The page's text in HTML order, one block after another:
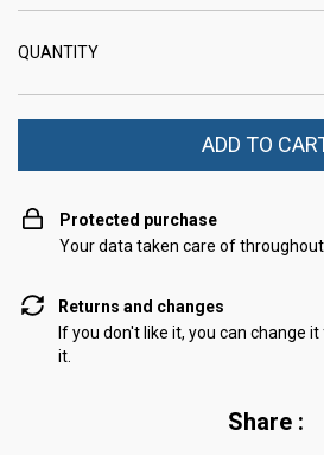
QUANTITY
Protected purchase
Your data taken care of throughout
Returns and changes
If you don't like it, you can change
it.
Share :